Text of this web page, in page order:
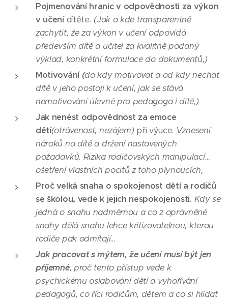
Pojmenování hranic v odpovědnosti za výkon
v učenídítěte. (Jak a kde transparentně
zachytit, že za výkon v učení odpovídá
především dítě a učitel za kvalitně podaný
výklad, konkrétní formulace do dokumentů,)
Motivování(do kdy motivovat a od kdy nechat
dítě v jeho postoji k učení, jak se stává
nemotivování úlevné pro pedagoga i dítě,)
Jak nenést odpovědnost za emoce
dětí(otrávenost, nezájem) při výuce. Vznesení
nároků na dítě a držení nastavených
požadavků. Rizika rodičovských manipulací…
ošetření vlastních pocitů z toho plynoucích,
Proč velká snaha o spokojenost dětí a rodičů
se školou, vede k jejich nespokojenosti. Kdy se
jedná o snahu nadměrnou a co z oprávněné
snahy dělá snahu lehce kritizovatelnou, kterou
rodiče pak odmítají…
Jak pracovat s mýtem, že učení musí být jen
příjemné, proč tento přístup vede k
psychickému oslabování dětí a vyhořívání
pedagogů, co říci rodičům, dětem a co si hlídat